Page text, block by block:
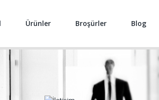
Ürünler Broşürler Blog